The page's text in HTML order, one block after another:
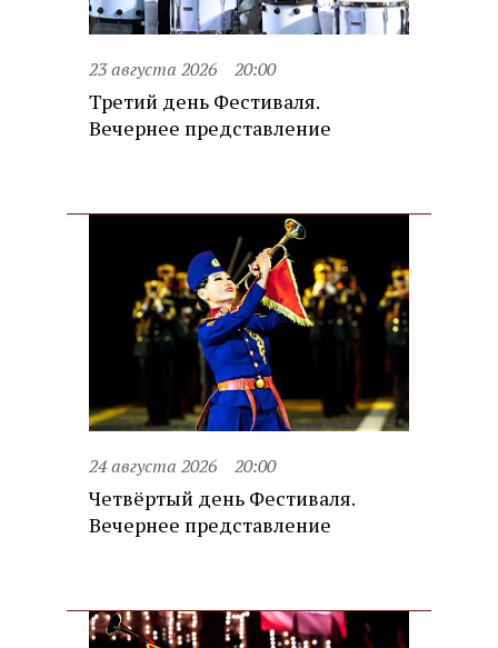
23 августа 2026 20:00
Третий день Фестиваля.
Вечернее представление
24 августа 2026 20:00
Четвёртый день Фестиваля.
Вечернее представление